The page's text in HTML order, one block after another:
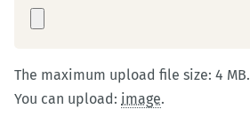
The maximum upload file size: 4 MB.
You can upload: image.